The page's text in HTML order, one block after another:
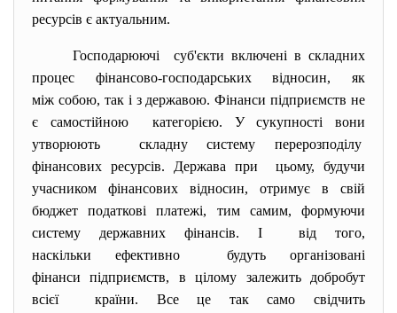
ресурсів є актуальним.
Господарюючі суб'єкти включені в складних
процес фінансово-господарськихвідносин, як
між собою, так і з державою. Фінанси підприємств не
є самостійною категорією. У сукупності вони
утворюють складну систему перерозподілу
фінансових ресурсів. Держава при цьому, будучи
учасником фінансових відносин, отримує в свій
бюджет податкові платежі, тим самим, формуючи
систему державних фінансів. І від того,
наскільки ефективно будуть організовані
фінанси підприємств, в цілому залежить добробут
всієї країни. Все це так само свідчить